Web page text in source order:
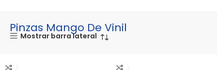
Pinzas Mango De Vinil
Mostrar barra lateral